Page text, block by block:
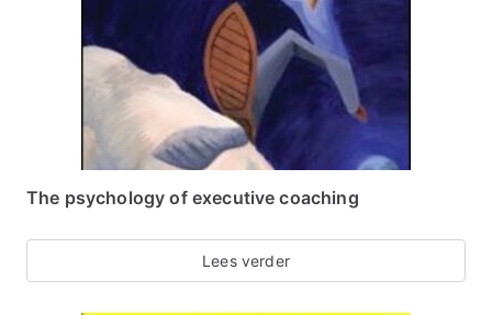
The psychology of executive coaching
Lees verder